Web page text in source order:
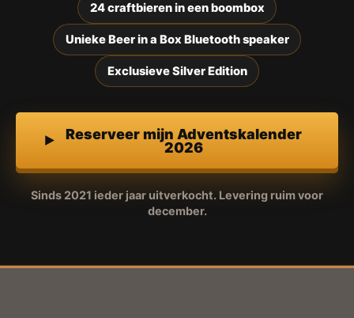
24 craftbieren in een boombox
Unieke Beer in a Box Bluetooth speaker
Exclusieve Silver Edition
Reserveer mijn Adventskalender
2026
Sinds 2021 ieder jaar uitverkocht. Levering ruim voor
december.